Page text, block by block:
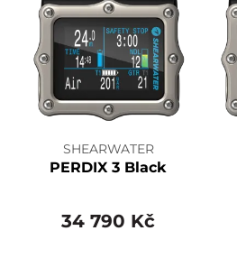
SHEARWATER
PERDIX 3 Black
34 790 Kč